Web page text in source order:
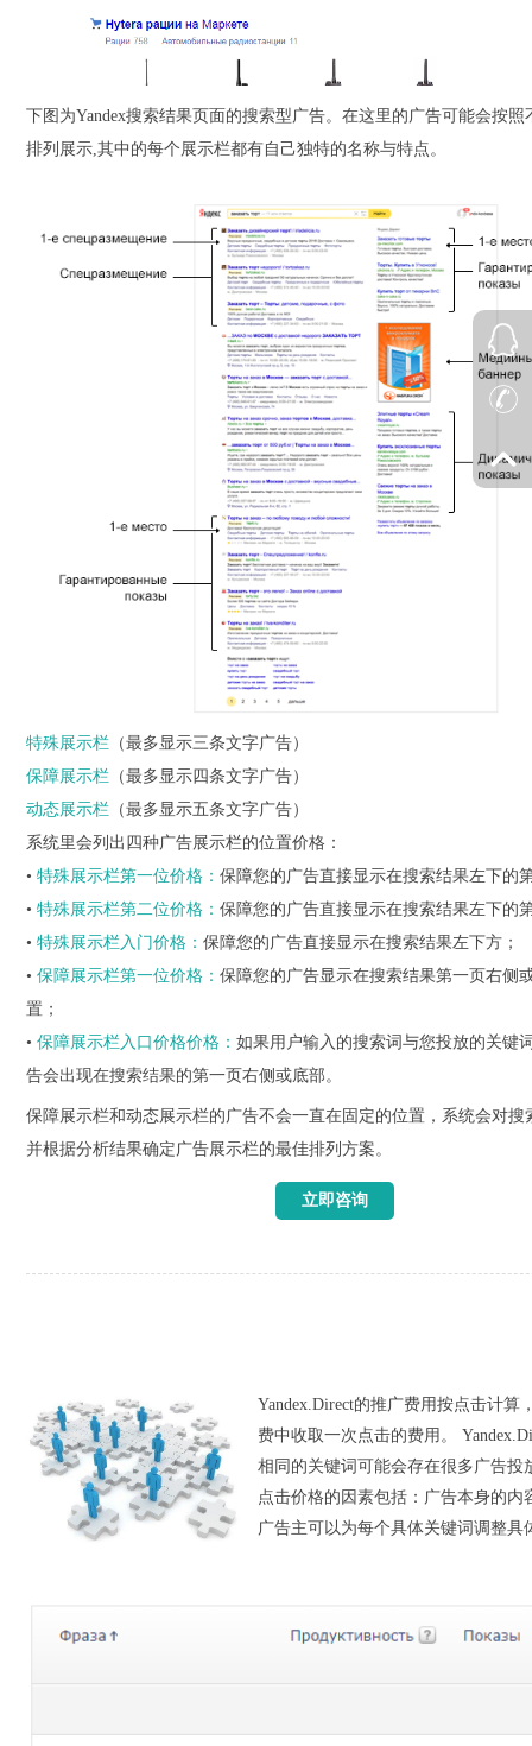
下图为Yandex搜索结果页面的搜索型广告。在这里的广告可能会按照
排列展示,其中的每个展示栏都有自己独特的名称与特点。
特殊展示栏 （最多显示三条文字广告）
保障展示栏 （最多显示四条文字广告）
动态展示栏 （最多显示五条文字广告）
系统里会列出四种广告展示栏的位置价格：
•特殊展示栏第一位价格：保障您的广告直接显示在搜索结果左下的
•特殊展示栏第二位价格：保障您的广告直接显示在搜索结果左下的
•特殊展示栏入门价格：保障您的广告直接显示在搜索结果左下方；
•保障展示栏第一位价格：保障您的广告显示在搜索结果第一页右侧
置；
•保障展示栏入口价格价格：如果用户输入的搜索词与您投放的关键
告会出现在搜索结果的第一页右侧或底部。
保障展示栏和动态展示栏的广告不会一直在固定的位置，系统会对搜
并根据分析结果确定广告展示栏的最佳排列方案。
立即咨询
Yandex.Direct的推广费用按点击计
费中收取一次点击的费用。
相同的关键词可能会存在很多广告
点击价格的因素包括：广告本身的
广告主可以为每个具体关键词调整